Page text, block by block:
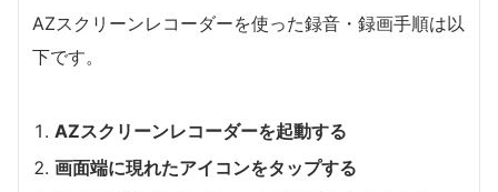
AZスクリーンレコーダーを使った録音・録画手順は以
下です。
AZスクリーンレコーダーを起動する
画面端に現れたアイコンをタップする